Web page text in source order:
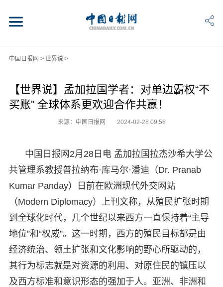
中国日报网 > 世界说>
【世界说】孟加拉国学者：对单边霸权“不
买账” 全球体系更欢迎合作共赢！
来源：中国日报网 2024-02-28 09:56
中国日报网2月28日电 孟加拉国拉杰沙希大学公
共管理系教授普拉纳布·库马尔·潘迪（Dr. Pranab
Kumar Panday）日前在欧洲现代外交网站
（Modern Diplomacy）上刊文称，从殖民扩张时期
到全球化时代，几个世纪以来西方一直保持着“主导
地位”和“权威”。这一时期，西方的殖民目标都是由
经济统治、领土扩张和文化影响的野心所驱动的，
其行为标志就是对资源的利用、对原住民的镇压以
及西方标准和意识形态的强加于人。亚洲、非洲和